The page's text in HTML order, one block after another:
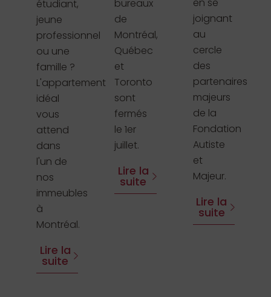
étudiant,
jeune
professionnel
ou une
famille ?
L'appartement
idéal
vous
attend
dans
l'un de
nos
immeubles
à
Montréal.
Lire la
suite
bureaux
de
Montréal,
Québec
et
Toronto
sont
fermés
le 1er
juillet.
Lire la
suite
en se
joignant
au
cercle
des
partenaires
majeurs
de la
Fondation
Autiste
et
Majeur.
Lire la
suite